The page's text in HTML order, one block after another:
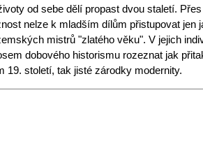
od sebe dělí propast dvou staletí.
nelze k mladším dílům přistupovat jen
mistrů "zlatého věku". V jejich
dobového historismu rozeznat jak
19. století, tak jisté zárodky modernity.